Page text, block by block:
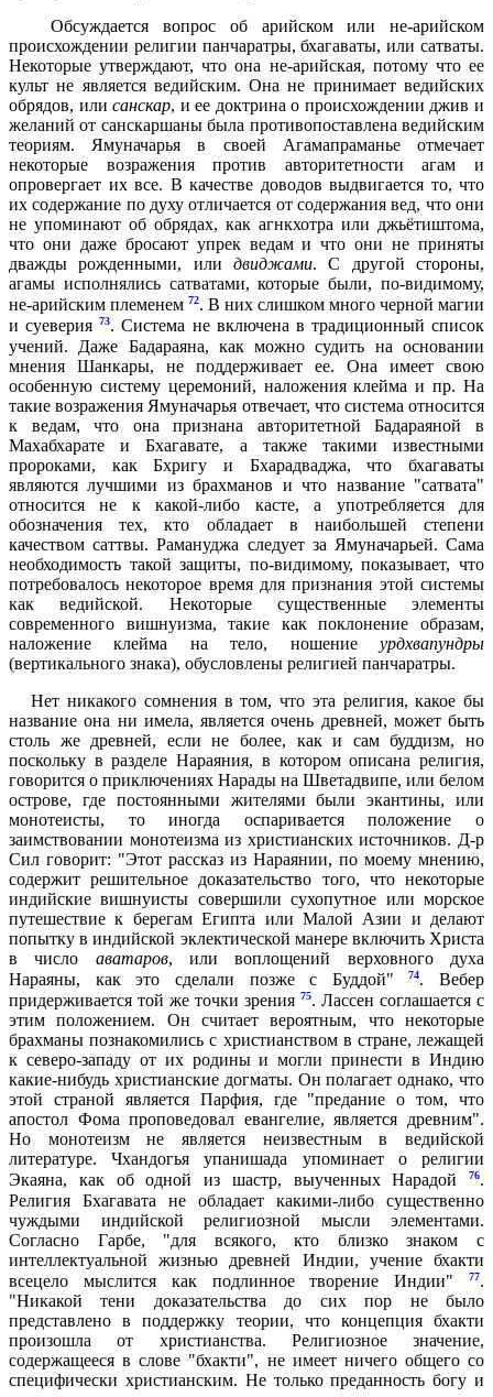
Обсуждается вопрос об арийском или не-арийском
происхождении религии панчаратры, бхагаваты, или сатваты.
Некоторые утверждают, что она не-арийская, потому что ее
культ не является ведийским. Она не принимает ведийских
обрядов, илисанскар, и ее доктрина о происхождении джив и
желаний от санскаршаны была противопоставлена ведийским
теориям. Ямуначарья в своей Агамапраманье отмечает
некоторые возражения против авторитетности агам и
опровергает их все. В качестве доводов выдвигается то, что
их содержание по духу отличается от содержания вед, что они
не упоминают об обрядах, как агнкхотра или джьётиштома,
что они даже бросают упрек ведам и что они не приняты
дважды рожденными, или двиджами. С другой стороны,
агамы исполнялись сатватами, которые были, по-видимому,
не-арийским племенем 72. В них слишком много черной магии
и суеверия 73. Система не включена в традиционный список
учений. Даже Бадараяна, как можно судить на основании
мнения Шанкары, не поддерживает ее. Она имеет свою
особенную систему церемоний, наложения клейма и пр. На
такие возражения Ямуначарья отвечает, что система относится
к ведам, что она признана авторитетной Бадараяной в
Махабхарате и Бхагавате, а также такими известными
пророками, как Бхригу и Бхарадваджа, что бхагаваты
являются лучшими из брахманов и что название "сатвата"
относится не к какой-либо касте, а употребляется для
обозначения тех, кто обладает в наибольшей степени
качеством саттвы. Рамануджа следует за Ямуначарьей. Сама
необходимость такой защиты, по-видимому, показывает, что
потребовалось некоторое время для признания этой системы
как ведийской. Некоторые существенные элементы
современного вишнуизма, такие как поклонение образам,
наложение клейма на тело, ношение урдхвапундры
(вертикального знака), обусловлены религией панчаратры.
Нет никакого сомнения в том, что эта религия, какое бы
название она ни имела, является очень древней, может быть
столь же древней, если не более, как и сам буддизм, но
поскольку в разделе Нараяния, в котором описана религия,
говорится о приключениях Нарады на Шветадвипе, или белом
острове, где постоянными жителями были экантины, или
монотеисты, то иногда оспаривается положение о
заимствовании монотеизма из христианских источников. Д-р
Сил говорит: "Этот рассказ из Нараянии, по моему мнению,
содержит решительное доказательство того, что некоторые
индийские вишнуисты совершили сухопутное или морское
путешествие к берегам Египта или Малой Азии и делают
попытку в индийской эклектической манере включить Христа
в число аватаров, или воплощений верховного духа
Нараяны, как это сделали позже с Буддой"74. Вебер
придерживается той же точки зрения 75. Лассен соглашается с
этим положением. Он считает вероятным, что некоторые
брахманы познакомились с христианством в стране, лежащей
к северо-западу от их родины и могли принести в Индию
какие-нибудь христианские догматы. Он полагает однако, что
этой страной является Парфия, где "предание о том, что
апостол Фома проповедовал евангелие, является древним".
Но монотеизм не является неизвестным в ведийской
литературе. Чхандогья упанишада упоминает о религии
Экаяна, как об одной из шастр, выученных Нарадой
76.
Религия Бхагавата не обладает какими-либо существенно
чуждыми индийской религиозной мысли элементами.
Согласно Гарбе, "для всякого, кто близко знаком с
интеллектуальной жизнью древней Индии, учение бхакти
всецело мыслится как подлинное творение Индии"
77.
"Никакой тени доказательства до сих пор не было
представлено в поддержку теории, что концепция бхакти
произошла от христианства. Религиозное значение,
содержащееся в слове "бхакти", не имеет ничего общего со
специфически христианским. Не только преданность богу и